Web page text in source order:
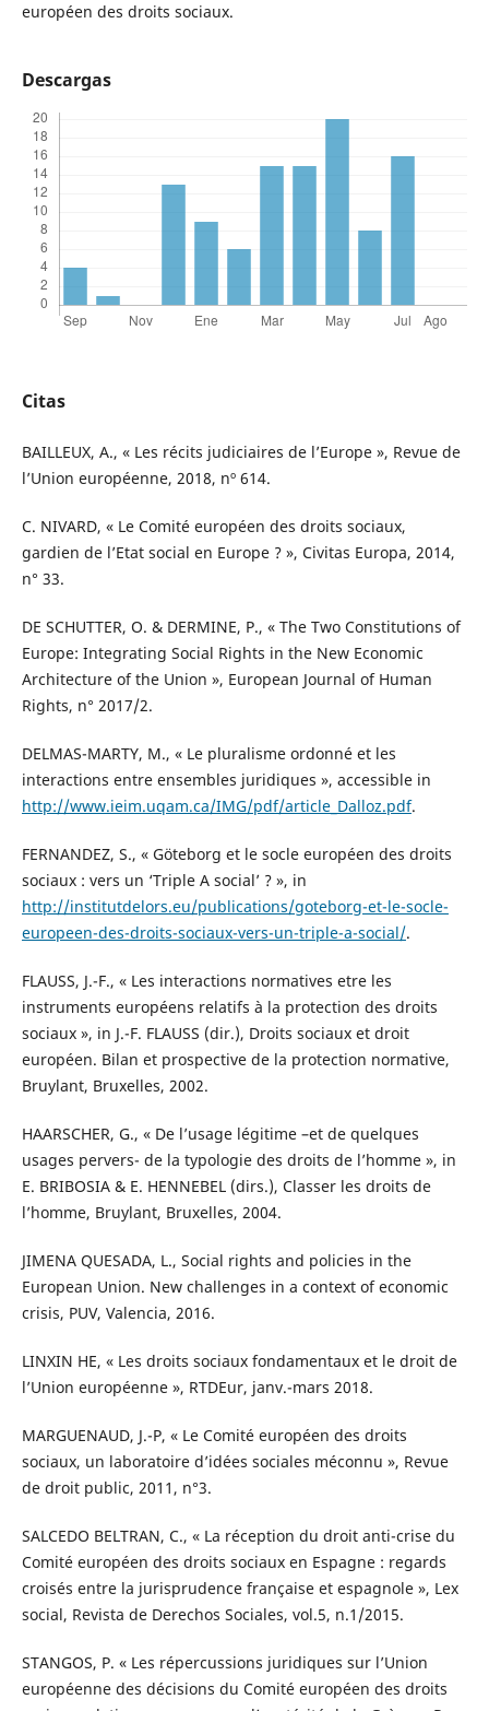
européen des droits sociaux.
Descargas
Citas
BAILLEUX, A., « Les récits judiciaires de l’Europe », Revue de
l’Union européenne, 2018, nº 614.
C. NIVARD, « Le Comité européen des droits sociaux,
gardien de l’Etat social en Europe ? », Civitas Europa, 2014,
n° 33.
DE SCHUTTER, O. & DERMINE, P., « The Two Constitutions of
Europe: Integrating Social Rights in the New Economic
Architecture of the Union », European Journal of Human
Rights, n° 2017/2.
DELMAS-MARTY, M., « Le pluralisme ordonné et les
interactions entre ensembles juridiques », accessible in
http://www.ieim.uqam.ca/IMG/pdf/article_Dalloz.pdf.
FERNANDEZ, S., « Göteborg et le socle européen des droits
sociaux : vers un ‘Triple A social’ ? », in
http://institutdelors.eu/publications/goteborg-et-le-socle-
europeen-des-droits-sociaux-vers-un-triple-a-social/.
FLAUSS, J.-F., « Les interactions normatives etre les
instruments européens relatifs à la protection des droits
sociaux », in J.-F. FLAUSS (dir.), Droits sociaux et droit
européen. Bilan et prospective de la protection normative,
Bruylant, Bruxelles, 2002.
HAARSCHER, G., « De l’usage légitime –et de quelques
usages pervers- de la typologie des droits de l’homme », in
Ε. BRIBOSIA & E. HENNEBEL (dirs.), Classer les droits de
l’homme, Bruylant, Bruxelles, 2004.
JIMENA QUESADA, L., Social rights and policies in the
European Union. New challenges in a context of economic
crisis, PUV, Valencia, 2016.
LINXIN HE, « Les droits sociaux fondamentaux et le droit de
l’Union européenne », RTDEur, janv.-mars 2018.
MARGUENAUD, J.-P, « Le Comité européen des droits
sociaux, un laboratoire d’idées sociales méconnu », Revue
de droit public, 2011, n°3.
SALCEDO BELTRAN, C., « La réception du droit anti-crise du
Comité européen des droits sociaux en Espagne : regards
croisés entre la jurisprudence française et espagnole », Lex
social, Revista de Derechos Sociales, vol.5, n.1/2015.
STANGOS, P. « Les répercussions juridiques sur l’Union
européenne des décisions du Comité européen des droits